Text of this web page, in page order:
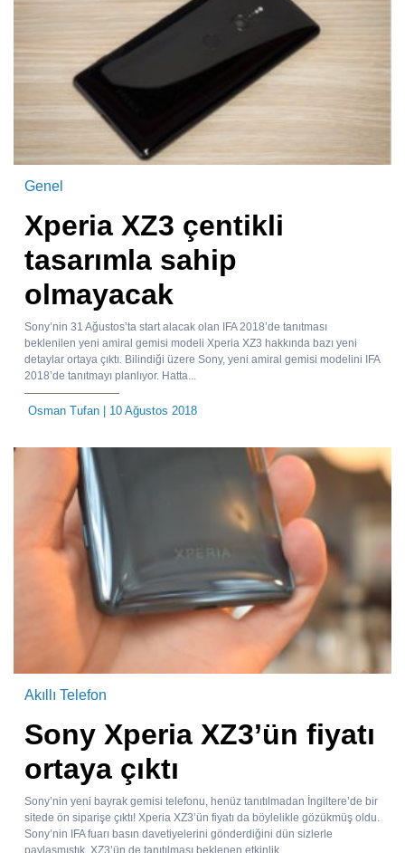
Genel
Xperia XZ3 çentikli
tasarımla sahip
olmayacak
Sony’nin 31 Ağustos’ta start alacak olan IFA 2018’de tanıtması
beklenilen yeni amiral gemisi modeli Xperia XZ3 hakkında bazı yeni
detaylar ortaya çıktı. Bilindiği üzere Sony, yeni amiral gemisi modelini IFA
2018’de tanıtmayı planlıyor. Hatta...
Osman Tufan | 10 Ağustos 2018
Akıllı Telefon
Sony Xperia XZ3’ün fiyatı
ortaya çıktı
Sony’nin yeni bayrak gemisi telefonu, henüz tanıtılmadan İngiltere’de bir
sitede ön siparişe çıktı! Xperia XZ3’ün fiyatı da böylelikle gözükmüş oldu.
Sony’nin IFA fuarı basın davetiyelerini gönderdiğini dün sizlerle
paylaşmıştık. XZ3’ün de tanıtılması beklenen etkinlik,...